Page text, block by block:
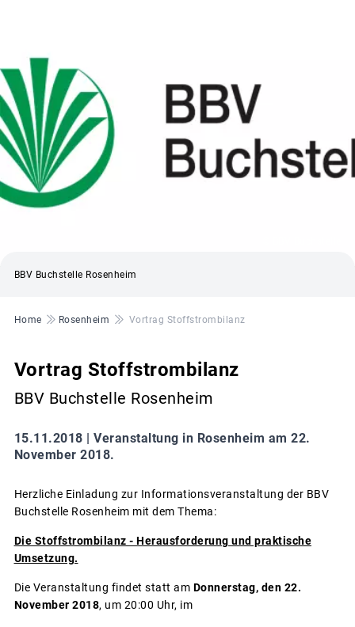
BBV Buchstelle Rosenheim
Pfadnavigation
Home Rosenheim Vortrag Stoffstrombilanz
Vortrag Stoffstrombilanz
BBV Buchstelle Rosenheim
15.11.2018 | Veranstaltung in Rosenheim am 22.
November 2018.
Herzliche Einladung zur Informationsveranstaltung der BBV
Buchstelle Rosenheim mit dem Thema:
Die Stoffstrombilanz - Herausforderung und praktische
Umsetzung.
Die Veranstaltung findet statt am Donnerstag, den 22.
November 2018, um 20:00 Uhr, im